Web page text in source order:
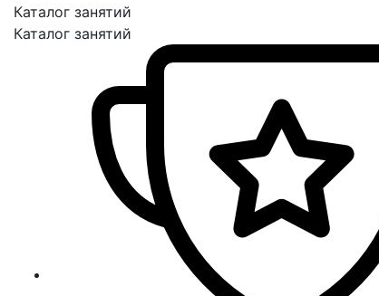
Каталог занятий
Каталог занятий